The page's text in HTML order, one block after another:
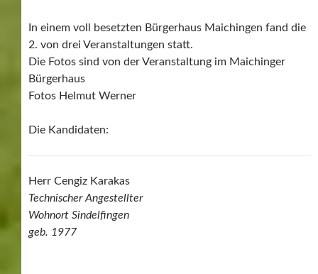
In einem voll besetzten Bürgerhaus Maichingen fand die
2. von drei Veranstaltungen statt.
Die Fotos sind von der Veranstaltung im Maichinger
Bürgerhaus
Fotos Helmut Werner
Die Kandidaten:
Herr Cengiz Karakas
Technischer Angestellter
Wohnort Sindelfingen
geb. 1977